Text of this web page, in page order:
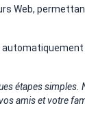
Web,
étapes
amis et votre